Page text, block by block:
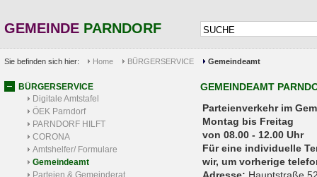
GEMEINDE PARNDORF
Sie befinden sich hier: Home BÜRGERSERVICE Gemeindeamt
BÜRGERSERVICE
Digitale Amtstafel
ÖEK Parndorf
PARNDORF HILFT
CORONA
Amtshelfer/ Formulare
Gemeindeamt
Parteien & Gemeinderat
GEMEINDEAMT
Parteienverkehr
Montag bis Freitag
von 08.00 - 12.00 Uhr
Für eine individuelle
wir, um vorherige